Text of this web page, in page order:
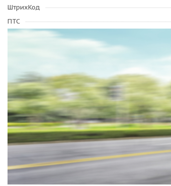
ШтрихКод
ПТС